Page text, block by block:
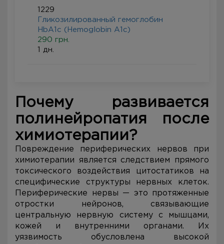
1229
Гликозилированный гемоглобин
HbA1c (Hemoglobin A1c)
290 грн.
1 дн.
Почему развивается
полинейропатия после
химиотерапии?
Повреждение периферических нервов при
химиотерапии является следствием прямого
токсического воздействия цитостатиков на
специфические структуры нервных клеток.
Периферические нервы — это протяженные
отростки нейронов, связывающие
центральную нервную систему с мышцами,
кожей и внутренними органами. Их
уязвимость обусловлена высокой